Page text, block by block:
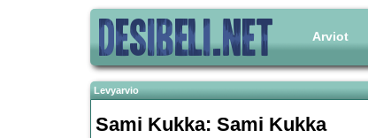
Arviot
Levyarvio
Sami Kukka: Sami Kukka